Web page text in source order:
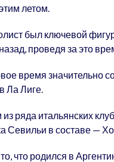
летом.
был ключевой
проведя за это
время значительно
Ла Лиге.
ряда итальянских
Севильи в составе —
что родился в